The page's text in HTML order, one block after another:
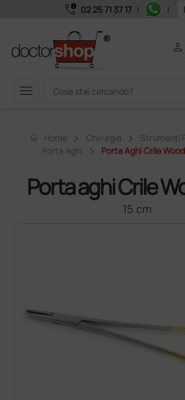
call_quality 02 25 71 37 17 | |
menu
person
home Home Chirurgia
Strumenti
Porta Aghi
Porta Aghi Crile
Porta aghi Crile
15 cm